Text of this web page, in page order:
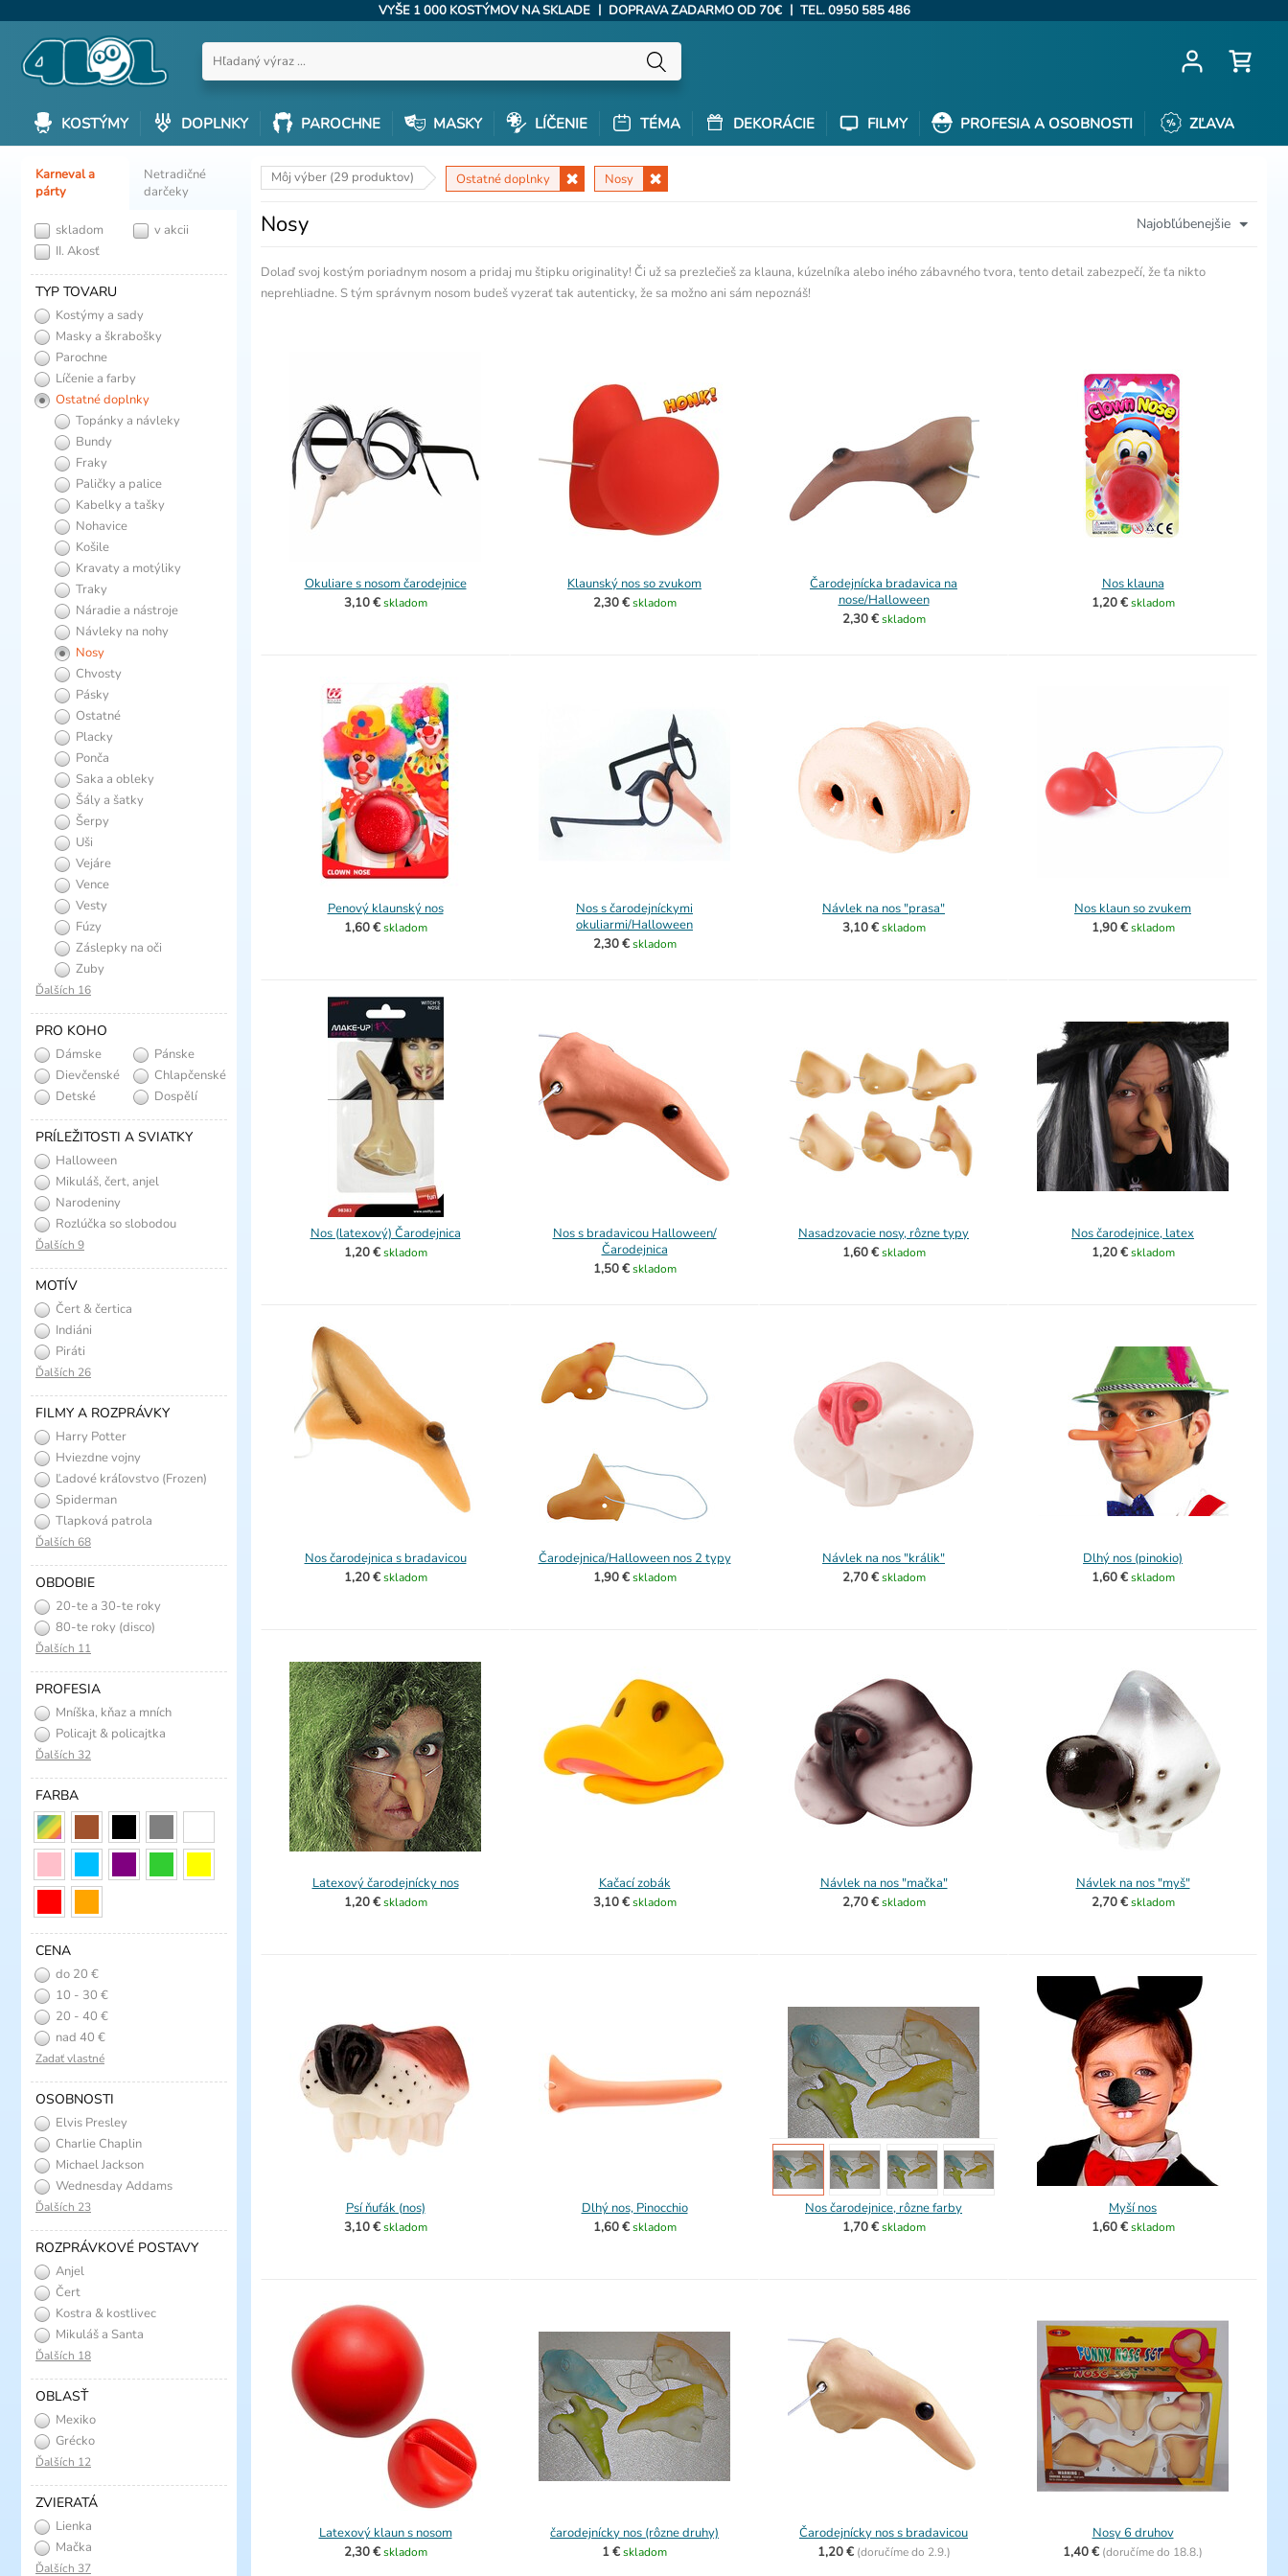
VYŠE 1 000 KOSTÝMOV NA SKLADE | DOPRAVA ZADARMO OD 70€ | TEL. 0950 585 486
KOSTÝMY DOPLNKY PAROCHNE MASKY LÍČENIE TÉMA DEKORÁCIE FILMY PROFESIA A OSOBNOSTI ZĽAVA
Môj výber (29 produktov) Ostatné doplnky Nosy
Najobľúbenejšie
Nosy
Dolaď svoj kostým poriadnym nosom a pridaj mu štipku originality! Či už sa prezlečieš za klauna, kúzelníka alebo iného zábavného tvora, tento detail zabezpečí, že ťa nikto
neprehliadne. S tým správnym nosom budeš vyzerať tak autenticky, že sa možno ani sám nepoznáš!
Okuliare s nosom čarodejnice
3,10 € skladom
Klaunský nos so zvukom
2,30 € skladom
Čarodejnícka bradavica na
nose/Halloween
2,30 € skladom
Nos klauna
1,20 € skladom
Penový klaunský nos
1,60 € skladom
Nos s čarodejníckymi
okuliarmi/Halloween
2,30 € skladom
Návlek na nos "prasa"
3,10 € skladom
Nos klaun so zvukem
1,90 € skladom
Nos (latexový) Čarodejnica
1,20 € skladom
Nos s bradavicou Halloween/
Čarodejnica
1,50 € skladom
Nasadzovacie nosy, rôzne typy
1,60 € skladom
Nos čarodejnice, latex
1,20 € skladom
Nos čarodejnica s bradavicou
1,20 € skladom
Čarodejnica/Halloween nos 2 typy
1,90 € skladom
Návlek na nos "králik"
2,70 € skladom
Dlhý nos (pinokio)
1,60 € skladom
Latexový čarodejnícky nos
1,20 € skladom
Kačací zobák
3,10 € skladom
Návlek na nos "mačka"
2,70 € skladom
Návlek na nos "myš"
2,70 € skladom
Psí ňufák (nos)
3,10 € skladom
Dlhý nos, Pinocchio
1,60 € skladom
Nos čarodejnice, rôzne farby
1,70 € skladom
Myší nos
1,60 € skladom
Latexový klaun s nosom
2,30 € skladom
čarodejnícky nos (rôzne druhy)
1 €skladom
Čarodejnícky nos s bradavicou
1,20 € (doručíme do 2.9.)
Nosy 6 druhov
1,40 € (doručíme do 18.8.)
Karneval a
párty
Netradičné
darčeky
skladom
v akcii
II. Akosť
TYP TOVARU
Kostýmy a sady
Masky a škrabošky
Parochne
Líčenie a farby
Ostatné doplnky
Topánky a návleky
Bundy
Fraky
Paličky a palice
Kabelky a tašky
Nohavice
Košile
Kravaty a motýliky
Traky
Náradie a nástroje
Návleky na nohy
Nosy
Chvosty
Pásky
Ostatné
Placky
Ponča
Saka a obleky
Šály a šatky
Šerpy
Uši
Vejáre
Vence
Vesty
Fúzy
Záslepky na oči
Zuby
Ďalších 16
PRO KOHO
Dámske
Pánske
Dievčenské
Chlapčenské
Detské
Dospělí
PRÍLEŽITOSTI A SVIATKY
Halloween
Mikuláš, čert, anjel
Narodeniny
Rozlúčka so slobodou
Ďalších 9
MOTÍV
Čert & čertica
Indiáni
Piráti
Ďalších 26
FILMY A ROZPRÁVKY
Harry Potter
Hviezdne vojny
Ľadové kráľovstvo (Frozen)
Spiderman
Tlapková patrola
Ďalších 68
OBDOBIE
20-te a 30-te roky
(charleston)
80-te roky (disco)
Ďalších 11
PROFESIA
Mníška, kňaz a mních
Policajt & policajtka
Ďalších 32
FARBA
CENA
do 20 €
10 - 30 €
20 - 40 €
nad 40 €
Zadať vlastné
OSOBNOSTI
Elvis Presley
Charlie Chaplin
Michael Jackson
Wednesday Addams
Ďalších 23
ROZPRÁVKOVÉ POSTAVY
Anjel
Čert
Kostra & kostlivec
Mikuláš a Santa
Ďalších 18
OBLASŤ
Mexiko
Grécko
Ďalších 12
ZVIERATÁ
Lienka
Mačka
Ďalších 37